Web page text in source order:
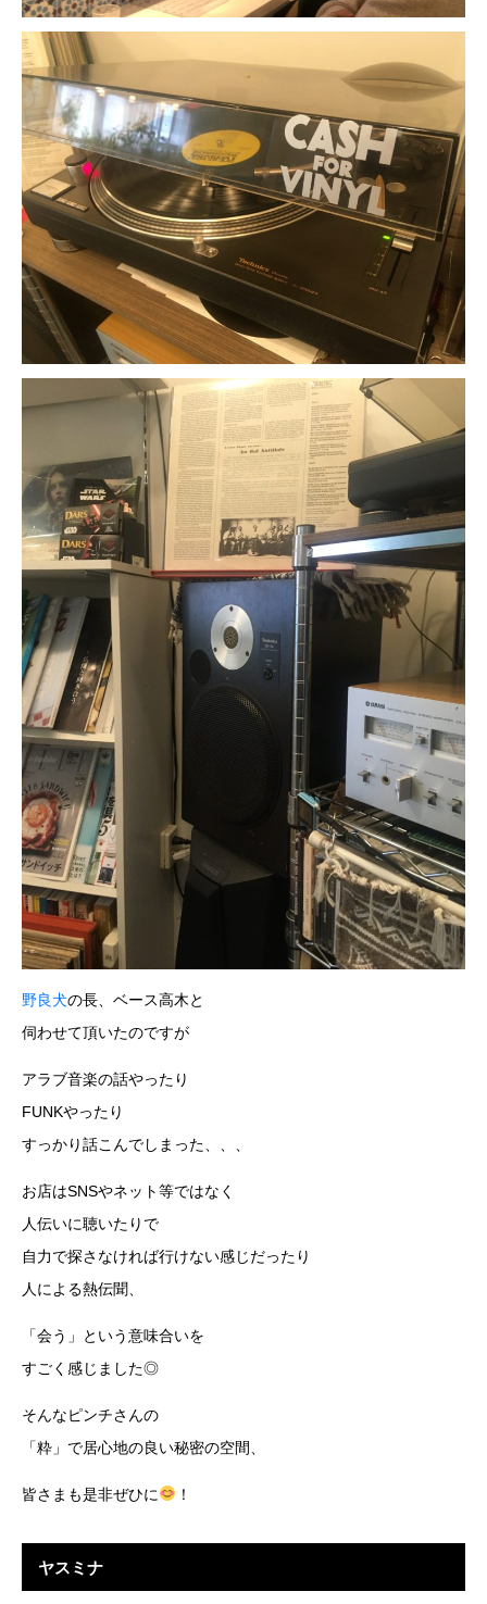
野良犬の長、ベース高木と
伺わせて頂いたのですが
アラブ音楽の話やったり
FUNKやったり
すっかり話こんでしまった、、、
お店はSNSやネット等ではなく
人伝いに聴いたりで
自力で探さなければ行けない感じだったり
人による熱伝聞、
「会う」という意味合いを
すごく感じました◎
そんなピンチさんの
「粋」で居心地の良い秘密の空間、
皆さまも是非ぜひに ！
ヤスミナ